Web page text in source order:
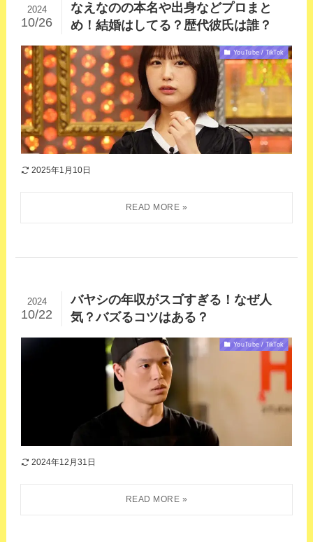
なえなのの本名や出身などプロまと
め！結婚はしてる？歴代彼氏は誰？
2024
10/26
YouTube / TikTok
2025年1月10日
バヤシの年収がスゴすぎる！なぜ人
気？バズるコツはある？
2024
10/22
YouTube / TikTok
2024年12月31日